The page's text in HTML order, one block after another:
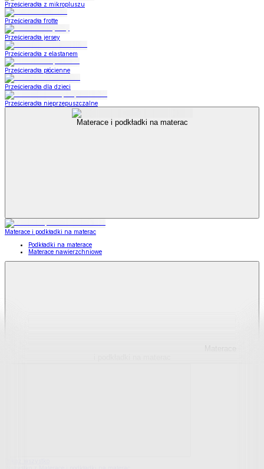
Prześcieradła z mikropluszu
Prześcieradła frotte
Prześcieradła jersey
Prześcieradła z elastanem
Prześcieradła płócienne
Prześcieradła dla dzieci
Prześcieradła nieprzepuszczalne
Materace i podkładki na materac
Materace i podkładki na materac
Podkładki na materace
Materace nawierzchniowe